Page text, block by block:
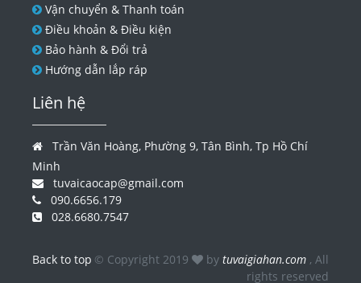
Vận chuyển & Thanh toán
Điều khoản & Điều kiện
Bảo hành & Đổi trả
Hướng dẫn lắp ráp
Liên hệ
Trần Văn Hoàng, Phường 9, Tân Bình, Tp Hồ Chí
Minh
tuvaicaocap@gmail.com
090.6656.179
028.6680.7547
Back to top © Copyright 2019 by tuvaigiahan.com , All
rights reserved